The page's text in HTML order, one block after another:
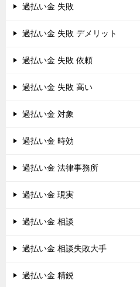
過払い金 失敗
過払い金 失敗 デメリット
過払い金 失敗 依頼
過払い金 失敗 高い
過払い金 対象
過払い金 時効
過払い金 法律事務所
過払い金 現実
過払い金 相談
過払い金 相談失敗大手
過払い金 精鋭